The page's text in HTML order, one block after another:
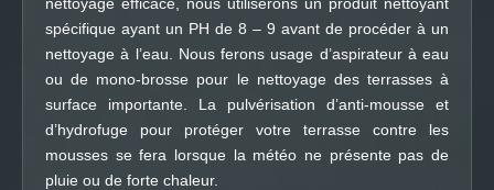
spécifique ayant un PH de 8 – 9 avant de procéder à un
nettoyage à l’eau. Nous ferons usage d’aspirateur à eau
ou de mono-brosse pour le nettoyage des terrasses à
surface importante. La pulvérisation d’anti-mousse et
d’hydrofuge pour protéger votre terrasse contre les
mousses se fera lorsque la météo ne présente pas de
pluie ou de forte chaleur.